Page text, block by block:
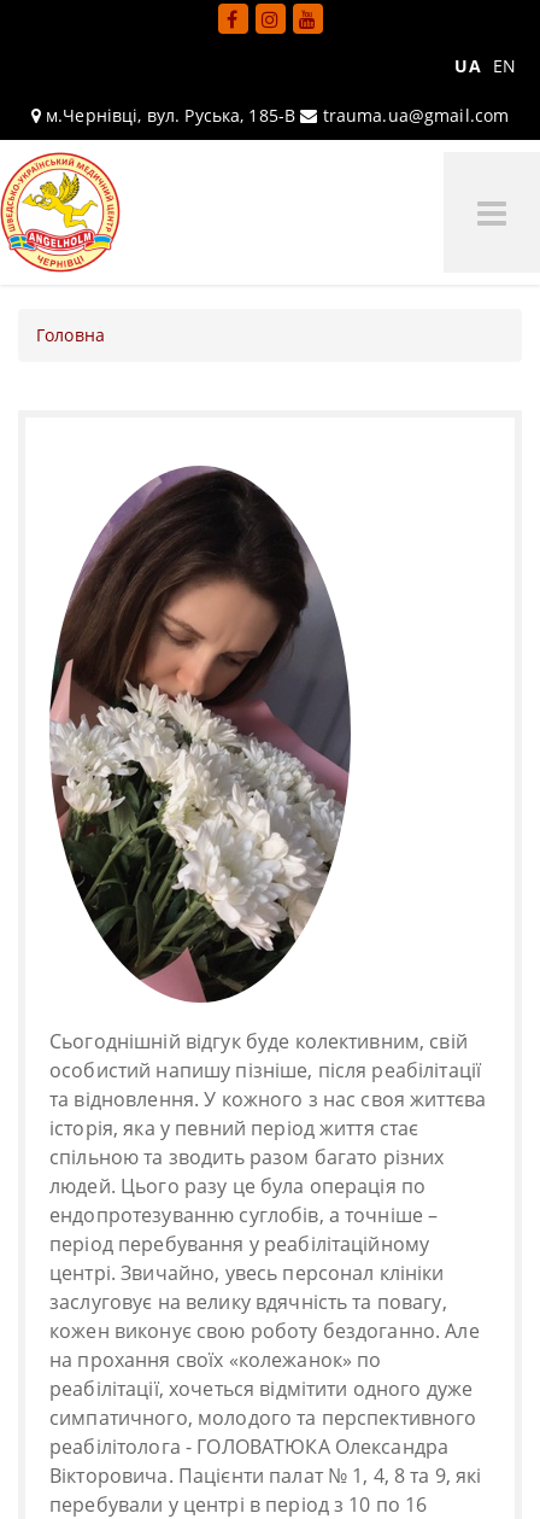
UA EN
м.Чернівці, вул. Руська, 185-В trauma.ua@gmail.com
Головна
Сьогоднішній відгук буде колективним, свій
особистий напишу пізніше, після реабілітації
та відновлення. У кожного з нас своя життєва
історія, яка у певний період життя стає
спільною та зводить разом багато різних
людей. Цього разу це була операція по
ендопротезуванню суглобів, а точніше –
період перебування у реабілітаційному
центрі. Звичайно, увесь персонал клініки
заслуговує на велику вдячність та повагу,
кожен виконує свою роботу бездоганно. Але
на прохання своїх «колежанок» по
реабілітації, хочеться відмітити одного дуже
симпатичного, молодого та перспективного
реабілітолога - ГОЛОВАТЮКА Олександра
Вікторовича. Пацієнти палат № 1, 4, 8 та 9, які
перебували у центрі в період з 10 по 16